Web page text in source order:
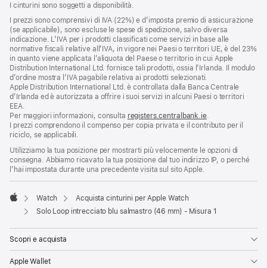
I cinturini sono soggetti a disponibilità.
I prezzi sono comprensivi di IVA (22%) e d’imposta premio di assicurazione
(se applicabile), sono escluse le spese di spedizione, salvo diversa
indicazione. L’IVA per i prodotti classificati come servizi in base alle
normative fiscali relative all’IVA, in vigore nei Paesi o territori UE, è del 23%
in quanto viene applicata l’aliquota del Paese o territorio in cui Apple
Distribution International Ltd. fornisce tali prodotti, ossia l’Irlanda. Il modulo
d’ordine mostra l’IVA pagabile relativa ai prodotti selezionati.
Apple Distribution International Ltd. è controllata dalla Banca Centrale
d’Irlanda ed è autorizzata a offrire i suoi servizi in alcuni Paesi o territori
EEA.
Per maggiori informazioni, consulta registers.centralbank.ie.
I prezzi comprendono il compenso per copia privata e il contributo per il
riciclo, se applicabili.
Utilizziamo la tua posizione per mostrarti più velocemente le opzioni di
consegna. Abbiamo ricavato la tua posizione dal tuo indirizzo IP, o perché
l’hai impostata durante una precedente visita sul sito Apple.
Apple
Watch
Acquista cinturini per Apple Watch
Solo Loop intrecciato blu salmastro (46 mm) - Misura 1
Scopri e acquista
Apple Wallet